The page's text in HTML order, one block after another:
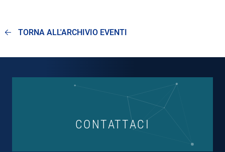
TORNA ALL'ARCHIVIO EVENTI
CONTATTACI